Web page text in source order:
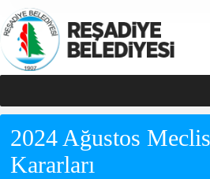
2024 Ağustos
Kararları